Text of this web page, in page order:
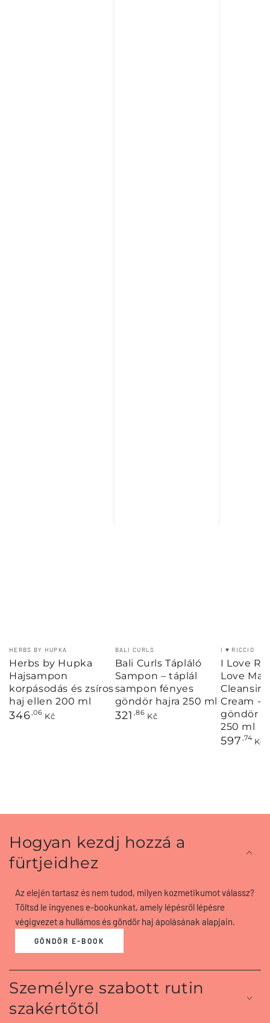
Márka:
HERBS BY HUPKA
Herbs by Hupka
Hajsampon
korpásodás és zsíros
haj ellen 200 ml
Normál
346,06 Kč
Márka:
BALI CURLS
Bali Curls Tápláló
Sampon – táplál
sampon fényes
göndör hajra 250 ml
Normál
321 ,86 Kč
Márka:
I ♥ RICCIO
I Love
Love
Cream -
göndör
250 ml
Normál
597 ,74 Kč
Hogyan kezdj hozzá a
fürtjeidhez
Az elején tartasz és nem tudod, milyen kozmetikumot válassz?
Töltsd le ingyenes e-bookunkat, amely lépésről lépésre
végigvezet a hullámos és göndör haj ápolásának alapjain.
GÖNDÖR E-BOOK
Személyre szabott rutin
szakértőtől